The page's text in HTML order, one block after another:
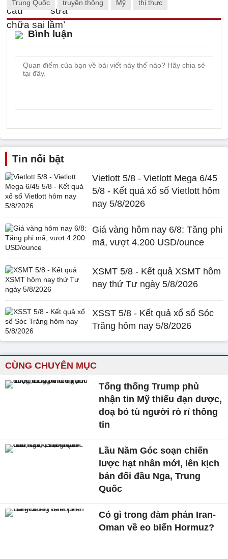
Trung Quốc truyền thông Mỹ thị thực
Bình luận
Tin nổi bật
Vietlott 5/8 - Vietlott Mega 6/45
5/8 - Kết quả xổ số Vietlott hôm
nay 5/8/2026
Giá vàng hôm nay 6/8: Tăng phi
mã, vượt 4.200 USD/ounce
XSMT 5/8 - Kết quả XSMT hôm
nay thứ Tư ngày 5/8/2026
XSST 5/8 - Kết quả xổ số Sóc
Trăng hôm nay 5/8/2026
CÙNG CHUYÊN MỤC
Tổng thống Trump phủ
nhận tin Mỹ thiếu đạn dược,
doạ bỏ tù người rò rỉ thông
tin
Lầu Năm Góc soạn chiến
lược hạt nhân mới, lên kịch
bản đối đầu Nga, Trung
Quốc
Có gì trong đàm phán Iran-
Oman về eo biển Hormuz?